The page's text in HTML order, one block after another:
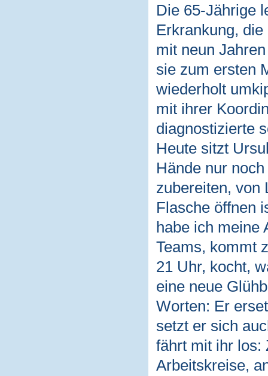
Die 65-Jährige
Erkrankung,
mit neun
sie zum ersten
wiederholt
mit ihrer
diagnostizierte
Heute sitzt
Hände nur
zubereiten, von
Flasche öffnen
habe ich meine
Teams, kommt
21 Uhr, kocht,
eine neue
Worten: Er
setzt er sich
fährt mit ihr los:
Arbeitskreise,